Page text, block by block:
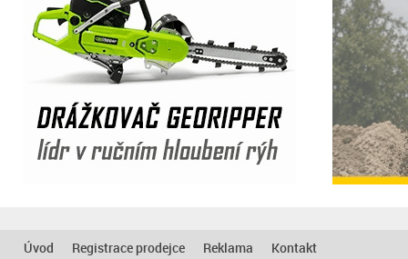
Úvod Registrace prodejce Reklama Kontakt